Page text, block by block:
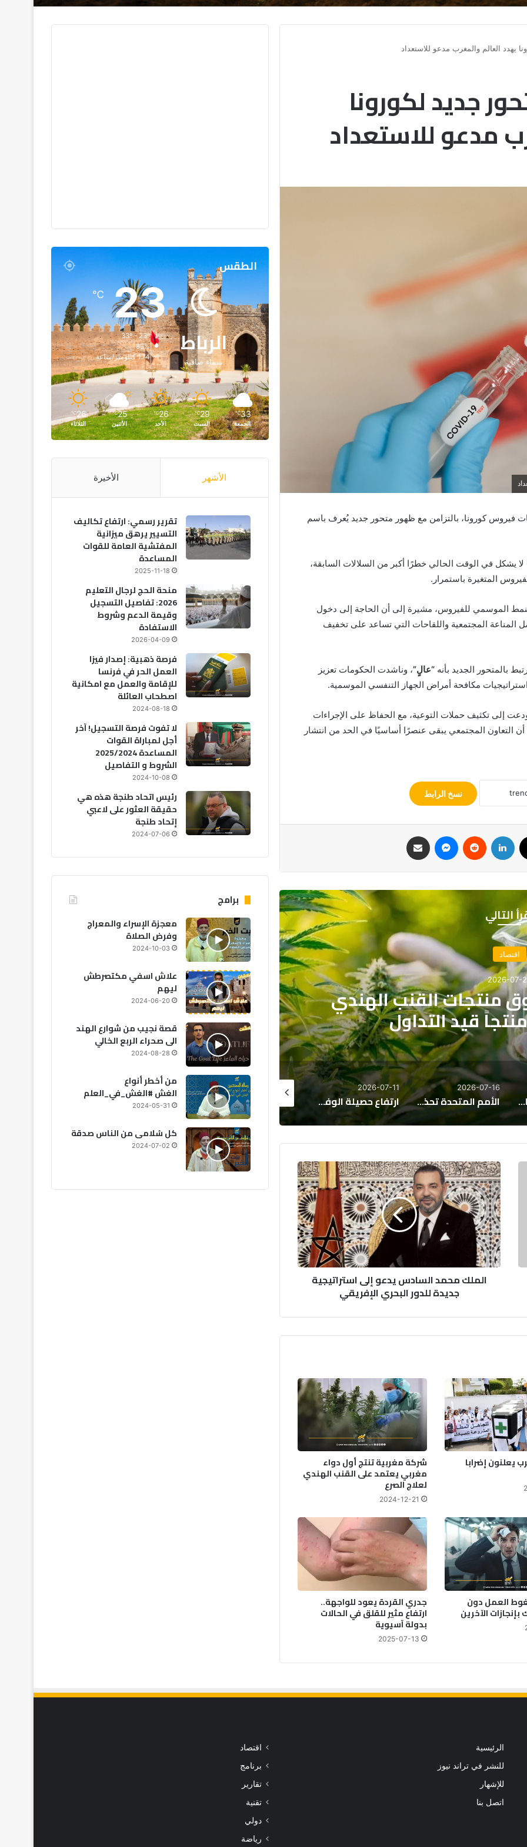
يهدد العالم والمغرب مدعو للاستعداد
جديد لكورونا
مدعو للاستعداد
فيروس كورونا، بالتزامن مع ظهور متحور جديد يُعرف باسم
لا يشكل في الوقت الحالي خطرًا أكبر من السلالات السابقة،
المتغيرة باستمرار.
الموسمي للفيروس، مشيرة إلى أن الحاجة إلى دخول
المناعة المجتمعية واللقاحات التي تساعد على تخفيف
بالمتحور الجديد بأنه “عالٍ”، وناشدت الحكومات تعزيز
إلى تكثيف حملات التوعية، مع الحفاظ على الإجراءات
أن التعاون المجتمعي يبقى عنصرًا أساسيًا في الحد من انتشار
نسخ الرابط
التالي
و جمال
2026-07-
تلوح بالاحتجاج بسبب
الأساسية
الأمم المتحدة تحذر من
الأطفال عالمياً رغم تحسن
الأمم المتحدة تحذر من تراجع مكاسب تطعيم الأطفال عالمياً رغم تحسن طفيف في التغطية
2026-07-11
ارتفاع حصيلة الوفيات الناجمة عن فيروس إيبولا إلى 648 حالة
2026-07-10
إيبولا يواصل حصد الأرواح في الكونغو الديمقراطية.. 625 وفاة و1792 إصابة مؤكدة
2026-07-08
ارتفاع الإصابات بفيروس “إيبولا” في الكونغو إلى 1708 حالات
2026-07-06
نصائح الخبراء للحفاظ على الصحة في ظل موجات الحر الشديدة
ا
ل
م
ل
ك
م
ح
م
د
ا
ع
و
إ
ل
ى
ا
س
ت
ج
ي
ة
ي
د
ة
و
ل
ي
ا
إ
الملك محمد السادس يدعو إلى استراتيجية
جديدة للدور البحري الإفريقي
يعلنون إضرابا شركة مغربية تنتج أول دواء
مغربي يعتمد على القنب الهندي
لعلاج الصرع
2024-12-21
العمل دون
الآخرين
جدري القردة يعود للواجهة..
ارتفاع مثير للقلق في الحالات
بدولة آسيوية
2025-07-13
الطقس
الرباط
سماء صافية
23
℃
33º - 23º
83%
1.74 كيلومتر/ساعة
33
℃
الجمعة
29
℃
السبت
26
℃
الأحد
25
℃
الأثنين
26
℃
الثلاثاء
الأشهر الأخيرة
تقرير رسمي: ارتفاع تكاليف
التسيير يرهق ميزانية
المفتشية العامة للقوات
المساعدة
2025-11-18
منحة الحج لرجال التعليم
2026: تفاصيل التسجيل
وقيمة الدعم وشروط
الاستفادة
2026-04-09
فرصة ذهبية: إصدار فيزا
العمل الحر في فرنسا
للإقامة والعمل مع امكانية
اصطحاب العائلة
2024-08-18
لا تفوت فرصة التسجيل! آخر
أجل لمباراة القوات
المساعدة 2025/2024
الشروط و التفاصيل
2024-10-08
رئيس اتحاد طنجة هذه هي
حقيقة العثور على لاعبي
إتحاد طنجة
2024-07-06
برامج
معجزة الإسراء والمعراج
وفرض الصلاة
2024-10-03
علاش اسفي مكتصرطش
ليهم
2024-06-20
قصة نجيب من شوارع الهند
الى صحراء الربع الخالي
2024-08-28
من أخطر أنواع
الغش #الغش_في_العلم
2024-05-31
كل سُلامى من الناس صدقة
2024-07-02
الرئيسية
للنشر في تراند نيوز
للإشهار
اتصل بنا
اقتصاد
برنامج
تقارير
تقنية
دولي
رياضة